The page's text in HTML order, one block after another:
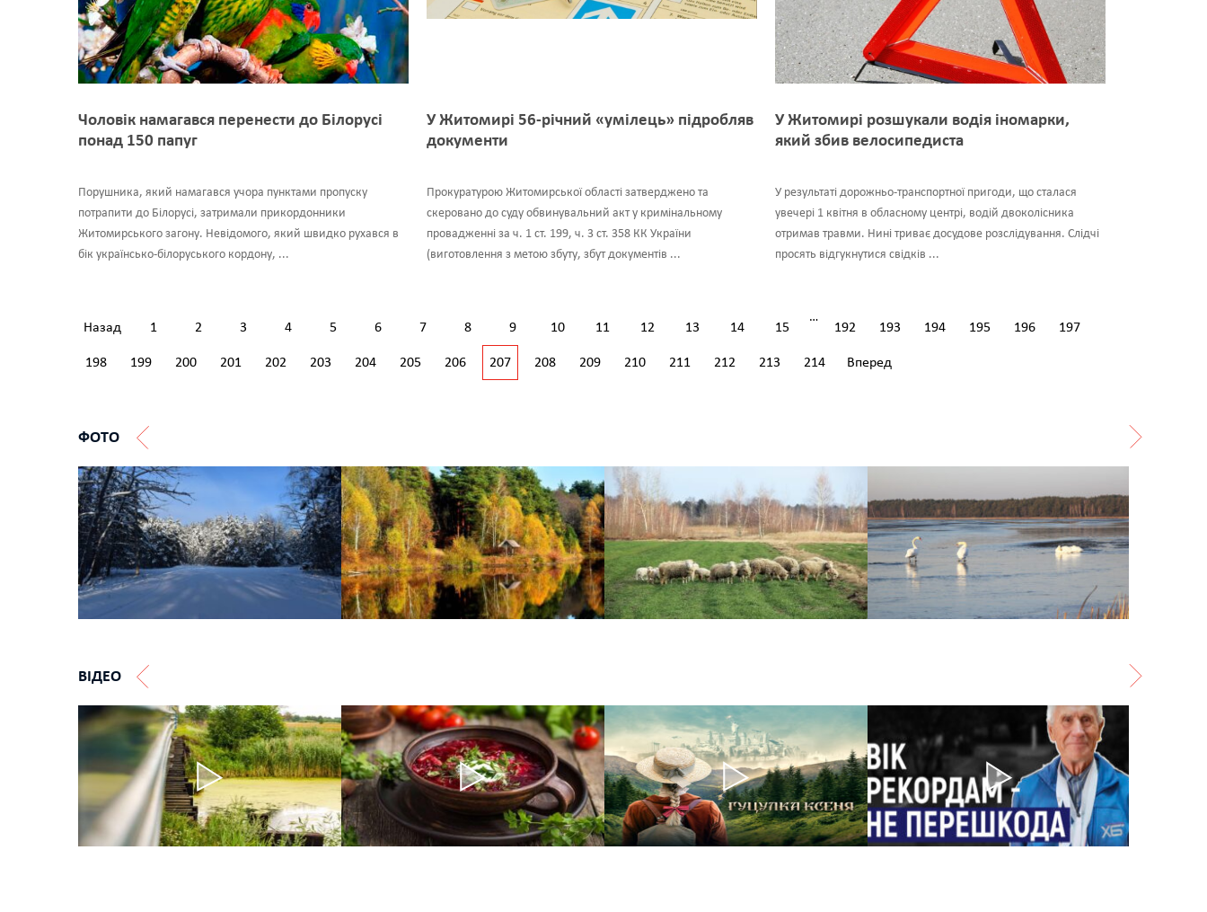
Чоловік намагався перенести до Білорусі
понад 150 папуг
Порушника, який намагався учора пунктами пропуску
потрапити до Білорусі, затримали прикордонники
Житомирського загону. Невідомого, який швидко рухався в
бік українсько-білоруського кордону, ...
У Житомирі 56-річний «умілець» підробляв
документи
Прокуратурою Житомирської області затверджено та
скеровано до суду обвинувальний акт у кримінальному
провадженні за ч. 1 ст. 199, ч. 3 ст. 358 КК України
(виготовлення з метою збуту, збут документів ...
У Житомирі розшукали водія іномарки,
який збив велосипедиста
У результаті дорожньо-транспортної пригоди, що сталася
увечері 1 квітня в обласному центрі, водій двоколісника
отримав травми. Нині триває досудове розслідування. Слідчі
просять відгукнутися свідків ...
Назад 1 2 3 4 5 6 7 8 9 10 11 12 13 14 15
…
192 193 194 195 196 197
198 199 200 201 202 203 204 205 206 207 208 209 210 211 212 213 214 Вперед
ФОТО
ВІДЕО